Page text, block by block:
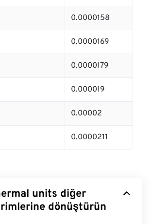
0.0000158
0.0000169
0.0000179
0.000019
0.00002
0.0000211
units diğer
dönüştürün